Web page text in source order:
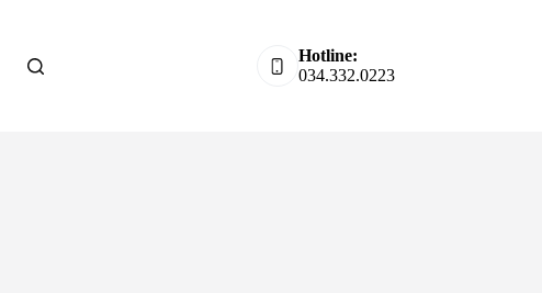
Hotline:
034.332.0223